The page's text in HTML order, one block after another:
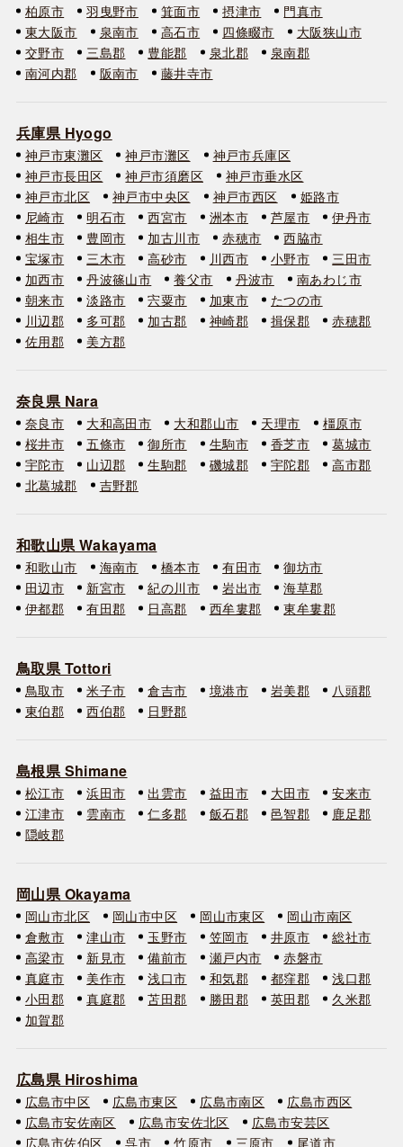
柏原市
羽曳野市 箕面市 摂津市
門真市
東大阪市
泉南市 高石市 四條畷市
大阪狭山市
交野市
三島郡 豊能郡 泉北郡
泉南郡
南河内郡
阪南市 藤井寺市
兵庫県 Hyogo
神戸市東灘区 神戸市灘区
神戸市兵庫区
神戸市長田区
神戸市須磨区
神戸市垂水区
神戸市北区
神戸市中央区 神戸市西区
姫路市
尼崎市
明石市 西宮市 洲本市 芦屋市
伊丹市
相生市
豊岡市 加古川市 赤穂市
西脇市
宝塚市
三木市 高砂市 川西市 小野市
三田市
加西市
丹波篠山市 養父市 丹波市
南あわじ市
朝来市
淡路市 宍粟市 加東市
たつの市
川辺郡
多可郡 加古郡 神崎郡 揖保郡
赤穂郡
佐用郡
美方郡
奈良県 Nara
奈良市 大和高田市 大和郡山市 天理市
橿原市
桜井市
五條市 御所市 生駒市 香芝市
葛城市
宇陀市
山辺郡 生駒郡 磯城郡 宇陀郡
高市郡
北葛城郡
吉野郡
和歌山県 Wakayama
和歌山市 海南市 橋本市 有田市
御坊市
田辺市
新宮市 紀の川市 岩出市
海草郡
伊都郡
有田郡 日高郡 西牟婁郡 東牟婁郡
鳥取県 Tottori
鳥取市 米子市 倉吉市 境港市 岩美郡
八頭郡
東伯郡
西伯郡 日野郡
島根県 Shimane
松江市 浜田市 出雲市 益田市 大田市
安来市
江津市
雲南市 仁多郡 飯石郡 邑智郡
鹿足郡
隠岐郡
岡山県 Okayama
岡山市北区 岡山市中区 岡山市東区
岡山市南区
倉敷市
津山市 玉野市 笠岡市 井原市
総社市
高梁市
新見市 備前市 瀬戸内市
赤磐市
真庭市
美作市 浅口市 和気郡 都窪郡
浅口郡
小田郡
真庭郡 苫田郡 勝田郡 英田郡
久米郡
加賀郡
広島県 Hiroshima
広島市中区 広島市東区 広島市南区
広島市西区
広島市安佐南区
広島市安佐北区
広島市安芸区
広島市佐伯区
呉市 竹原市 三原市 尾道市